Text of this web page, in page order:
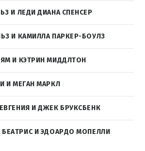
И ЛЕДИ ДИАНА СПЕНСЕР
И КАМИЛЛА ПАРКЕР-БОУЛЗ
И КЭТРИН МИДДЛТОН
И МЕГАН МАРКЛ
И ДЖЕК БРУКСБЕНК
БЕАТРИС И ЭДОАРДО МОПЕЛЛИ